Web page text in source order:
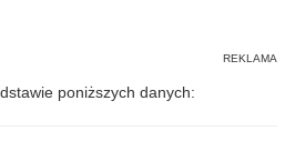
poniższych danych: